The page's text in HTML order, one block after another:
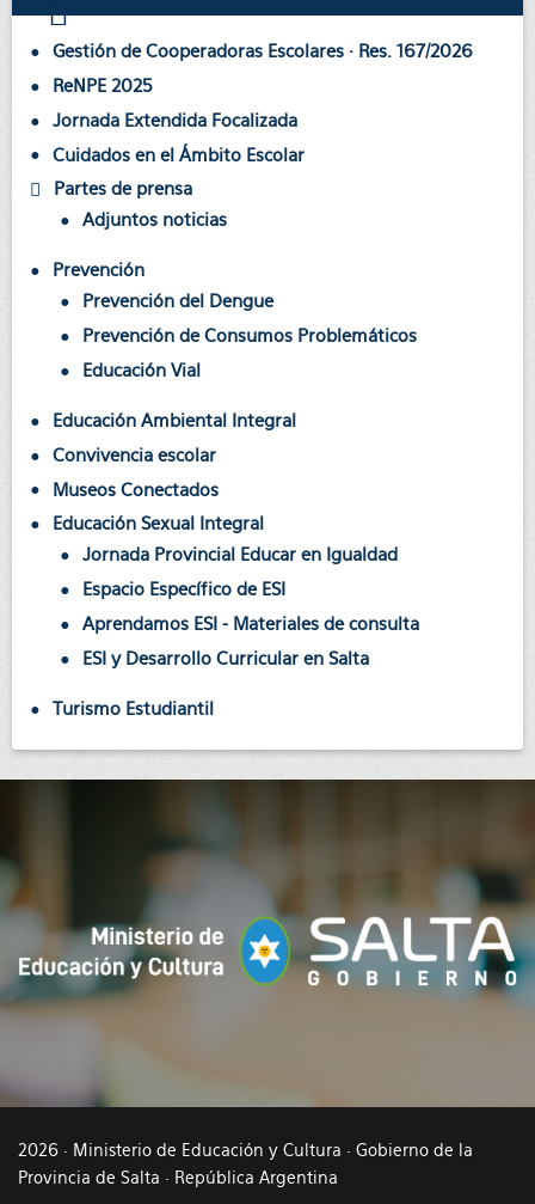
Gestión de Cooperadoras Escolares · Res. 167/2026
ReNPE 2025
Jornada Extendida Focalizada
Cuidados en el Ámbito Escolar
Partes de prensa
Adjuntos noticias
Prevención
Prevención del Dengue
Prevención de Consumos Problemáticos
Educación Vial
Educación Ambiental Integral
Convivencia escolar
Museos Conectados
Educación Sexual Integral
Jornada Provincial Educar en Igualdad
Espacio Específico de ESI
Aprendamos ESI - Materiales de consulta
ESI y Desarrollo Curricular en Salta
Turismo Estudiantil
2026 · Ministerio de Educación y Cultura · Gobierno de la
Provincia de Salta · República Argentina